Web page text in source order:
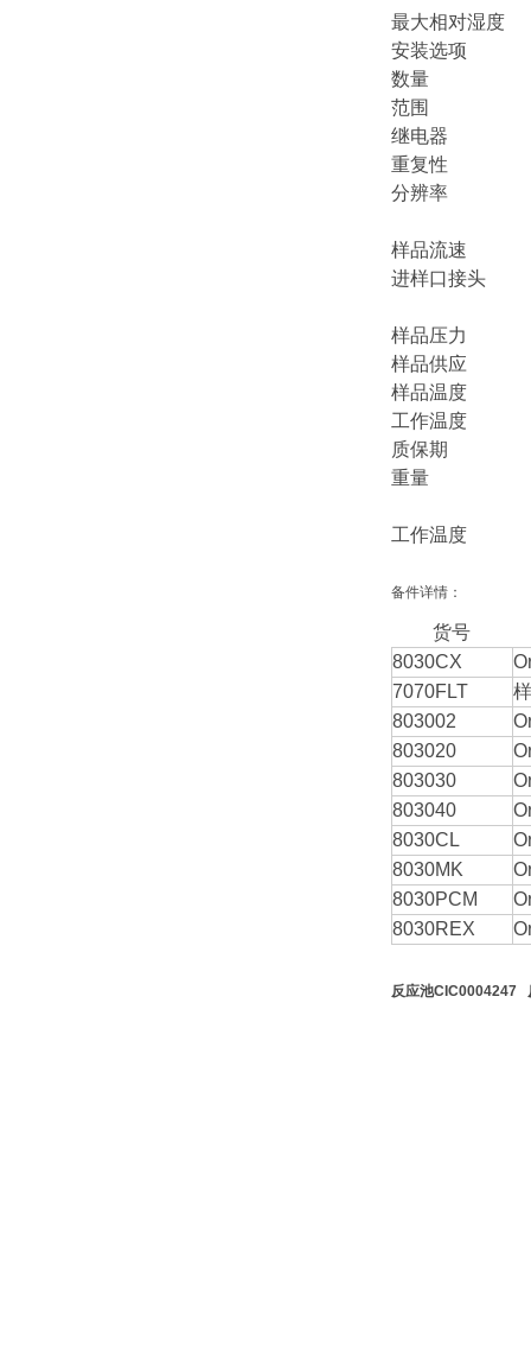
最大相对湿
安装选项
数量
范围 0-
继电器 详
重复性 ≤
分辨率
样品流速
进样口接头
样品压力
样品供应 无
样品温度
工作温度
质保
重量 （英
工作温度
备件详情：
货号
8030CX
7070FLT
803002
803020
803030
803040
8030CL
8030MK
8030PCM
8030REX
反应池CIC0004247